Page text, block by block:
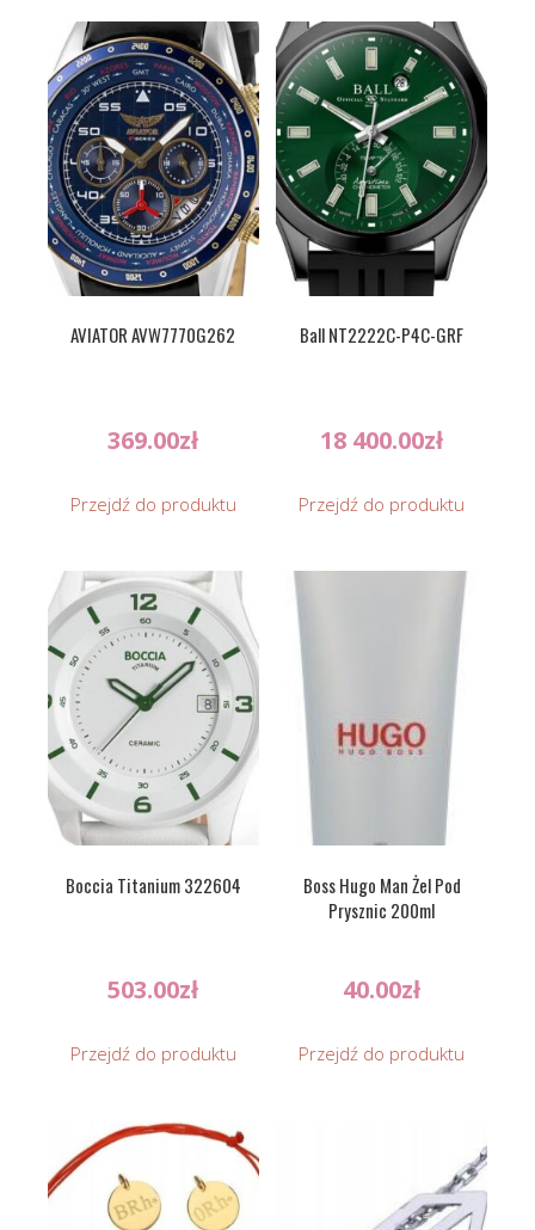
AVIATOR AVW7770G262
369.00zł
Przejdź do produktu
Ball NT2222C-P4C-GRF
18 400.00zł
Przejdź do produktu
Boccia Titanium 322604
503.00zł
Przejdź do produktu
Boss Hugo Man Żel Pod
Prysznic 200ml
40.00zł
Przejdź do produktu